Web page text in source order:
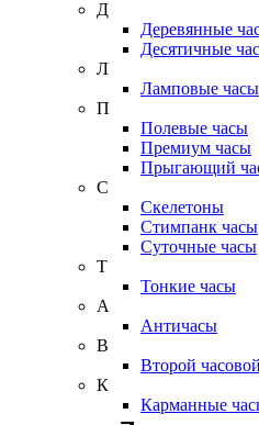
Д
Деревянные
Десятичные
Л
Ламповые часы
П
Полевые часы
Премиум часы
Прыгающий
С
Скелетоны
Стимпанк часы
Суточные часы
Т
Тонкие часы
А
Античасы
В
Второй
К
Карманные